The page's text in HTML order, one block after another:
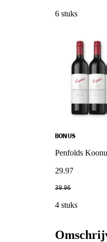
6 stuks
BONUS
Penfolds
29.97
39.96
4 stuks